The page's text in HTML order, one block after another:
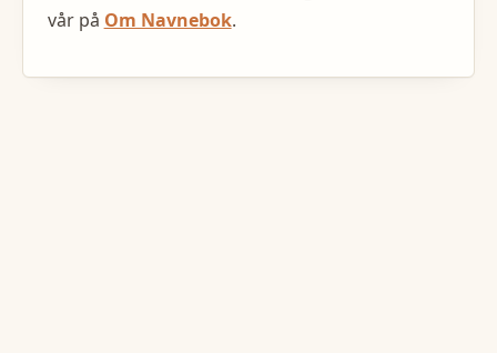
vår på Om Navnebok.